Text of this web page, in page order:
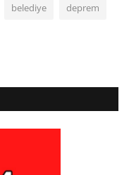
belediye deprem